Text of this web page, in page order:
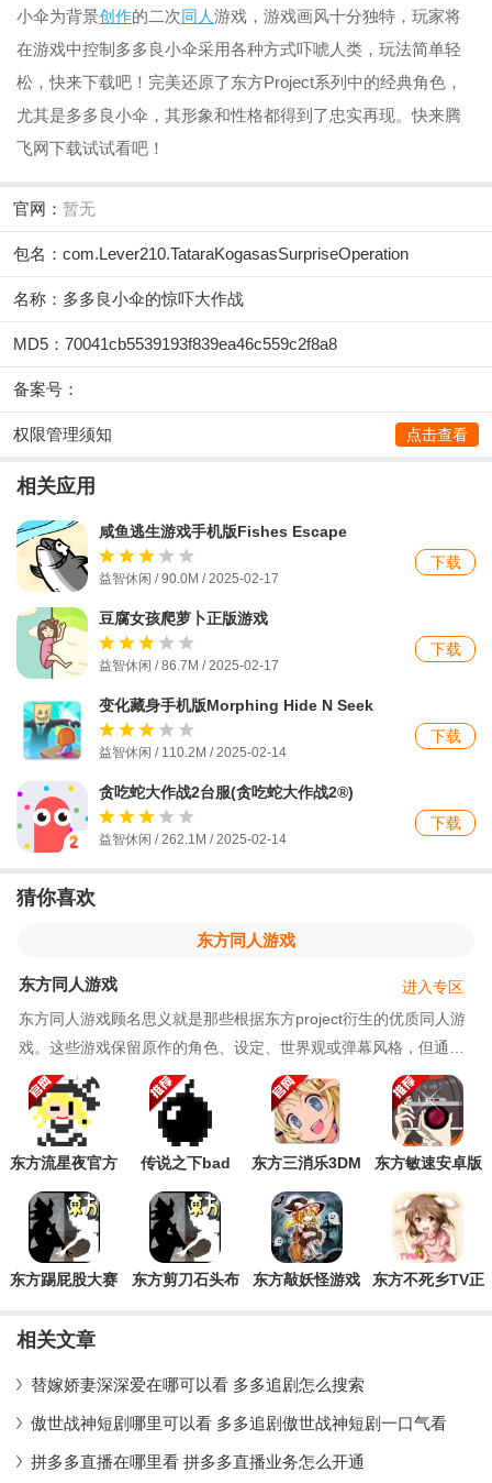
小伞为背景创作的二次同人游戏，游戏画风十分独特，玩家将
在游戏中控制多多良小伞采用各种方式吓唬人类，玩法简单轻
松，快来下载吧！完美还原了东方Project系列中的经典角色，
尤其是多多良小伞，其形象和性格都得到了忠实再现。快来腾
飞网下载试试看吧！
官网： 暂无
包名：com.Lever210.TataraKogasasSurpriseOperation
名称：多多良小伞的惊吓大作战
MD5：70041cb5539193f839ea46c559c2f8a8
备案号：
权限管理须知 点击查看
相关应用
咸鱼逃生游戏手机版Fishes Escape
益智休闲 / 90.0M / 2025-02-17
下载
豆腐女孩爬萝卜正版游戏
益智休闲 / 86.7M / 2025-02-17
下载
变化藏身手机版Morphing Hide N Seek
益智休闲 / 110.2M / 2025-02-14
下载
贪吃蛇大作战2台服(贪吃蛇大作战2®)
益智休闲 / 262.1M / 2025-02-14
下载
猜你喜欢
东方同人游戏
东方同人游戏
东方同人游戏顾名思义就是那些根据东方project衍生的优质同人游
戏。这些游戏保留原作的角色、设定、世界观或弹幕风格，但通常
加入原创剧情、系统或玩法。具有高度个性化和创
进入专区
东方流星夜官方
传说之下bad
东方三消乐3DM
东方敏速安卓版
东方踢屁股大赛
东方剪刀石头布
东方敲妖怪游戏
东方不死乡TV正
相关文章
替嫁娇妻深深爱在哪可以看 多多追剧怎么搜索
傲世战神短剧哪里可以看 多多追剧傲世战神短剧一口气看
拼多多直播在哪里看 拼多多直播业务怎么开通